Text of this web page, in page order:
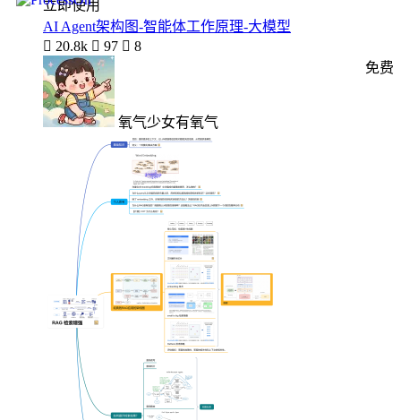
立即使用
AI Agent架构图-智能体工作原理-大模型
 20.8k  97  8
氧气少女有氧气
免费